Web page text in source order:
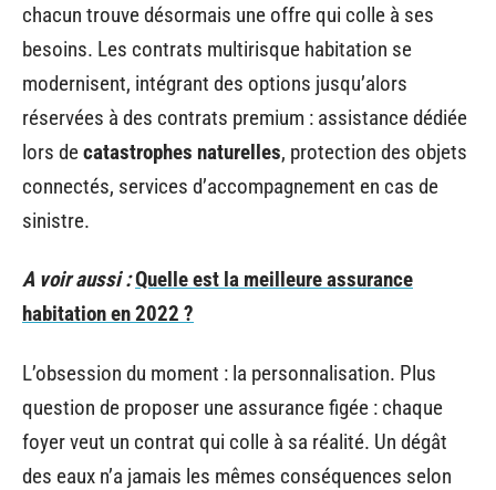
chacun trouve désormais une offre qui colle à ses
besoins. Les contrats multirisque habitation se
modernisent, intégrant des options jusqu’alors
réservées à des contrats premium : assistance dédiée
lors decatastrophes naturelles, protection des objets
connectés, services d’accompagnement en cas de
sinistre.
A voir aussi :Quelle est la meilleure assurance
habitation en 2022 ?
L’obsession du moment : la personnalisation. Plus
question de proposer une assurance figée : chaque
foyer veut un contrat qui colle à sa réalité. Un dégât
des eaux n’a jamais les mêmes conséquences selon